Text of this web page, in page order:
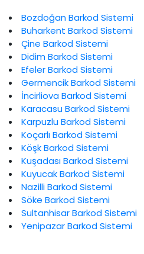
Bozdoğan Barkod Sistemi
Buharkent Barkod Sistemi
Çine Barkod Sistemi
Didim Barkod Sistemi
Efeler Barkod Sistemi
Germencik Barkod Sistemi
İncirliova Barkod Sistemi
Karacasu Barkod Sistemi
Karpuzlu Barkod Sistemi
Koçarlı Barkod Sistemi
Köşk Barkod Sistemi
Kuşadası Barkod Sistemi
Kuyucak Barkod Sistemi
Nazilli Barkod Sistemi
Söke Barkod Sistemi
Sultanhisar Barkod Sistemi
Yenipazar Barkod Sistemi